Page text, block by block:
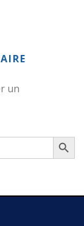
un
Search Button